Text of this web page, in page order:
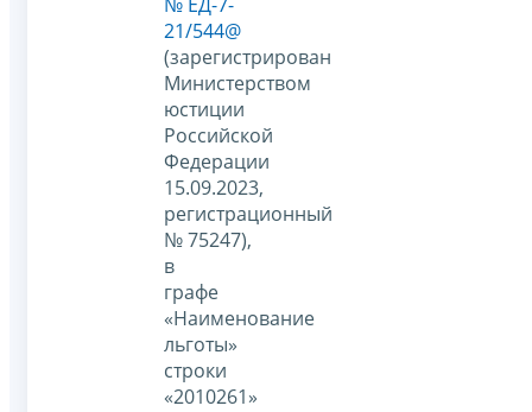
21/544@
(зарегистрирован
Министерством
юстиции
Российской
Федерации
15.09.2023,
регистрационный
№ 75247),
в
графе
«Наименование
льготы»
строки
«2010261»